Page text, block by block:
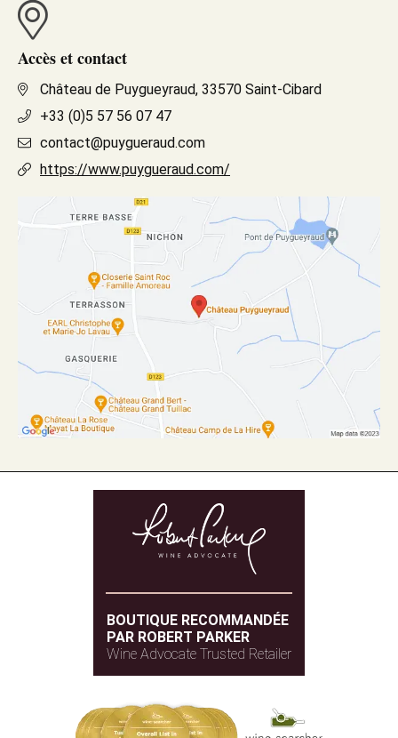
Accès et contact
Château de Puygueyraud, 33570 Saint-Cibard
+33 (0)5 57 56 07 47
contact@puygueraud.com
https://www.puygueraud.com/
BOUTIQUE RECOMMANDÉE
PAR ROBERT PARKER
Wine Advocate Trusted Retailer